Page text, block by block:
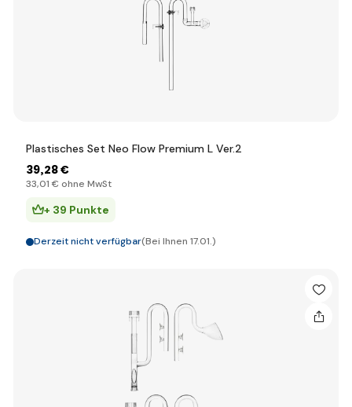
Plastisches Set Neo Flow Premium L Ver.2
39,28 €
33,01 € ohne MwSt
+ 39 Punkte
Derzeit nicht verfügbar(Bei Ihnen 17.01.)